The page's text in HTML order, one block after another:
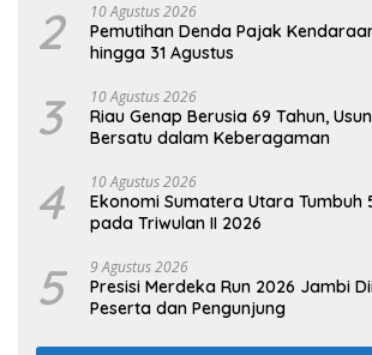
2 10 Agustus 2026
Pemutihan Denda Pajak
hingga 31 Agustus
3 10 Agustus 2026
Riau Genap Berusia 69 Tahun,
Bersatu dalam Keberagaman
4 10 Agustus 2026
Ekonomi Sumatera Utara Tumbuh
pada Triwulan II 2026
5 9 Agustus 2026
Presisi Merdeka Run 2026 Jambi
Peserta dan Pengunjung